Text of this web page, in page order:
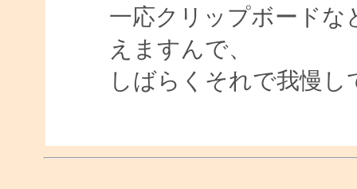
一応クリップボード
えますんで、
しばらくそれで我慢し